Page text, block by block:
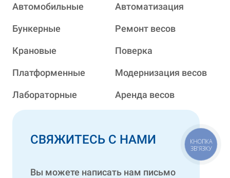
Автомобильные
Бункерные
Крановые
Платформенные
Лабораторные
Автоматизация
Ремонт весов
Поверка
Модернизация весов
Аренда весов
СВЯЖИТЕСЬ С НАМИ
Вы можете написать нам письмо
КНОПКА
ЗВ'ЯЗКУ